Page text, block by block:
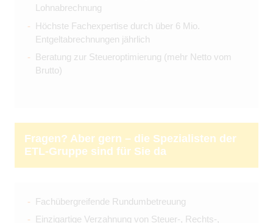
Lohnabrechnung
Höchste Fachexpertise durch über 6 Mio.
Entgeltabrechnungen jährlich
Beratung zur Steueroptimierung (mehr Netto vom
Brutto)
Fragen? Aber gern – die Spezialisten der
ETL-Gruppe sind für Sie da
Fachübergreifende Rundumbetreuung
Einzigartige Verzahnung von Steuer-, Rechts-,